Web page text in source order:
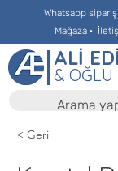
ALİ
& OĞLU
Whatsapp sipariş
Mağaza ·
< Geri